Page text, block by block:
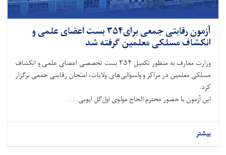
آزمون رقابتی جمعی برای۳۵۴ بست اعضای علمی و
انکشاف مسلکی معلمین گرفته شد
وزارت معارف به‌ منظور تکمیل ۳۵۴ بست تخصصی اعضای علمی و انکشاف
مسلکی معلمین در مراکز و ولسوالی‌های ولایات، امتحان رقابتی جمعی برگزار
کرد.
این آزمون با حضور محترم الحاج مولوی اول‌گل ایوبی. . .
بیشتر